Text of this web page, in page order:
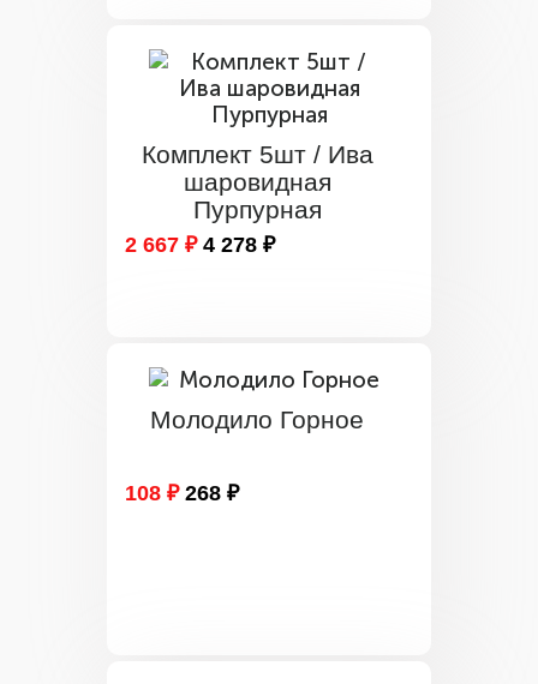
Комплект 5шт / Ива
шаровидная
Пурпурная
2 667 ₽ 4 278 ₽
Молодило Горное
108 ₽ 268 ₽